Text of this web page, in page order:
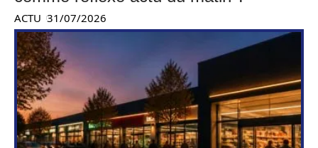
ACTU 31/07/2026